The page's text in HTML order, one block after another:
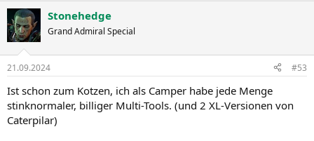
Stonehedge
Grand Admiral Special
21.09.2024 #53
Ist schon zum Kotzen, ich als Camper habe jede Menge
stinknormaler, billiger Multi-Tools. (und 2 XL-Versionen von
Caterpilar)